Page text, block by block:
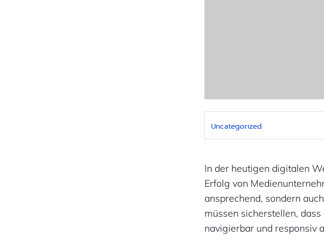
Uncategorized
In der heutigen digitalen
Erfolg von
ansprechend, sondern
müssen sicherstellen,
navigierbar und responsiv